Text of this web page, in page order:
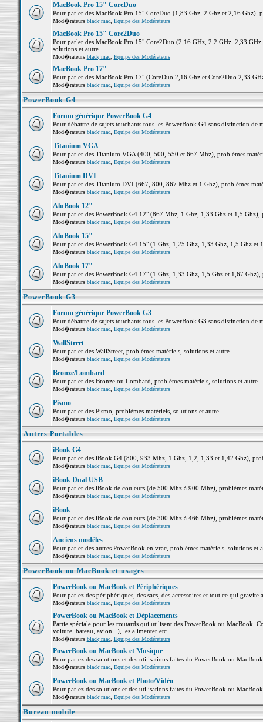
MacBook Pro 15" CoreDuo
Pour parler des MacBook Pro 15" CoreDuo (1,83 Ghz, 2 Ghz et 2,16 Ghz),
Mod�rateurs blackjmac, Equipe des Modérateurs
MacBook Pro 15" Core2Duo
Pour parler des MacBook Pro 15" Core2Duo (2,16 GHz, 2,2 GHz, 2,33
solutions et autre.
Mod�rateurs blackjmac, Equipe des Modérateurs
MacBook Pro 17"
Pour parler des MacBook Pro 17" (CoreDuo 2,16 Ghz et Core2Duo 2,33
Mod�rateurs blackjmac, Equipe des Modérateurs
PowerBook G4
Forum générique PowerBook G4
Pour débattre de sujets touchants tous les PowerBook G4 sans distinction de
Mod�rateurs blackjmac, Equipe des Modérateurs
Titanium VGA
Pour parler des Titanium VGA (400, 500, 550 et 667 Mhz), problèmes
Mod�rateurs blackjmac, Equipe des Modérateurs
Titanium DVI
Pour parler des Titanium DVI (667, 800, 867 Mhz et 1 Ghz), problèmes
Mod�rateurs blackjmac, Equipe des Modérateurs
AluBook 12"
Pour parler des PowerBook G4 12" (867 Mhz, 1 Ghz, 1,33 Ghz et 1,5 Ghz),
Mod�rateurs blackjmac, Equipe des Modérateurs
AluBook 15"
Pour parler des PowerBook G4 15" (1 Ghz, 1,25 Ghz, 1,33 Ghz, 1,5 Ghz et
Mod�rateurs blackjmac, Equipe des Modérateurs
AluBook 17"
Pour parler des PowerBook G4 17" (1 Ghz, 1,33 Ghz, 1,5 Ghz et 1,67 Ghz),
Mod�rateurs blackjmac, Equipe des Modérateurs
PowerBook G3
Forum générique PowerBook G3
Pour débattre de sujets touchants tous les PowerBook G3 sans distinction de
Mod�rateurs blackjmac, Equipe des Modérateurs
WallStreet
Pour parler des WallStreet, problèmes matériels, solutions et autre.
Mod�rateurs blackjmac, Equipe des Modérateurs
Bronze/Lombard
Pour parler des Bronze ou Lombard, problèmes matériels, solutions et autre.
Mod�rateurs blackjmac, Equipe des Modérateurs
Pismo
Pour parler des Pismo, problèmes matériels, solutions et autre.
Mod�rateurs blackjmac, Equipe des Modérateurs
Autres Portables
iBook G4
Pour parler des iBook G4 (800, 933 Mhz, 1 Ghz, 1,2, 1,33 et 1,42 Ghz),
Mod�rateurs blackjmac, Equipe des Modérateurs
iBook Dual USB
Pour parler des iBook de couleurs (de 500 Mhz à 900 Mhz), problèmes
Mod�rateurs blackjmac, Equipe des Modérateurs
iBook
Pour parler des iBook de couleurs (de 300 Mhz à 466 Mhz), problèmes
Mod�rateurs blackjmac, Equipe des Modérateurs
Anciens modèles
Pour parler des autres PowerBook en vrac, problèmes matériels, solutions et
Mod�rateurs blackjmac, Equipe des Modérateurs
PowerBook ou MacBook et usages
PowerBook ou MacBook et Périphériques
Pour parlez des périphériques, des sacs, des accessoires et tout ce qui
Mod�rateurs blackjmac, Equipe des Modérateurs
PowerBook ou MacBook et Déplacements
Partie spéciale pour les routards qui utilisent des PowerBook ou MacBook.
voiture, bateau, avion...), les alimenter etc...
Mod�rateurs blackjmac, Equipe des Modérateurs
PowerBook ou MacBook et Musique
Pour parlez des solutions et des utilisations faites du PowerBook ou
Mod�rateurs blackjmac, Equipe des Modérateurs
PowerBook ou MacBook et Photo/Vidéo
Pour parlez des solutions et des utilisations faites du PowerBook ou
Mod�rateurs blackjmac, Equipe des Modérateurs
Bureau mobile